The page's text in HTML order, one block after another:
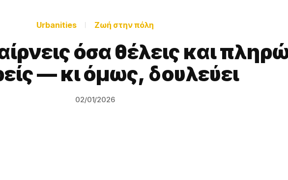
Urbanities Ζωή στην πόλη
όσα θέλεις και
— κι όμως, δουλεύει
02/01/2026